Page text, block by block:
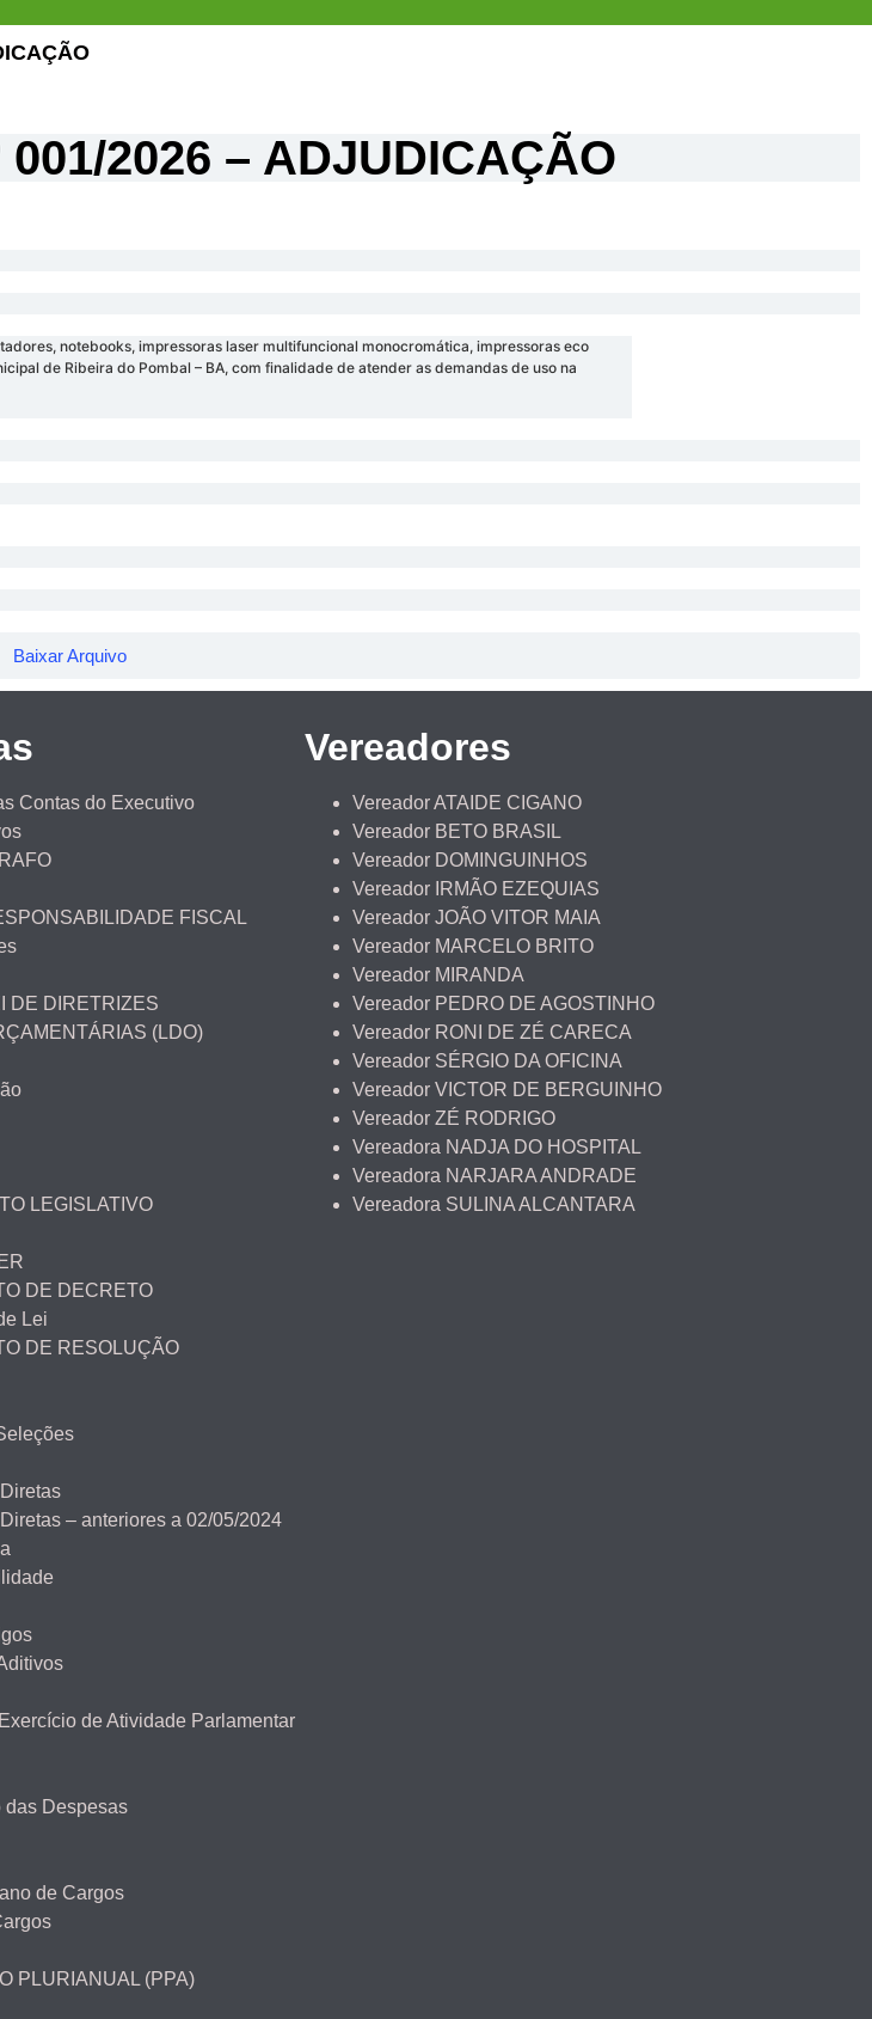
2026 – ADJUDICAÇÃO
notebooks, impressoras laser multifuncional monocromática, impressoras eco
de Ribeira do Pombal – BA, com finalidade de atender as demandas de uso na
Baixar Arquivo
Contas do Executivo
FISCAL
DE DIRETRIZES
(LDO)
LEGISLATIVO
DE DECRETO
Lei
DE RESOLUÇÃO
– anteriores a 02/05/2024
de Atividade Parlamentar
das Despesas
de Cargos
PLURIANUAL (PPA)
Vereadores
Vereador ATAIDE CIGANO
Vereador BETO BRASIL
Vereador DOMINGUINHOS
Vereador IRMÃO EZEQUIAS
Vereador JOÃO VITOR MAIA
Vereador MARCELO BRITO
Vereador MIRANDA
Vereador PEDRO DE AGOSTINHO
Vereador RONI DE ZÉ CARECA
Vereador SÉRGIO DA OFICINA
Vereador VICTOR DE BERGUINHO
Vereador ZÉ RODRIGO
Vereadora NADJA DO HOSPITAL
Vereadora NARJARA ANDRADE
Vereadora SULINA ALCANTARA